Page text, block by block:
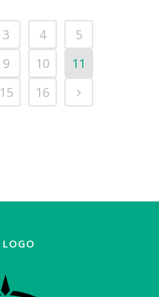
3 4
5
9 10
11
15 16
LOGO